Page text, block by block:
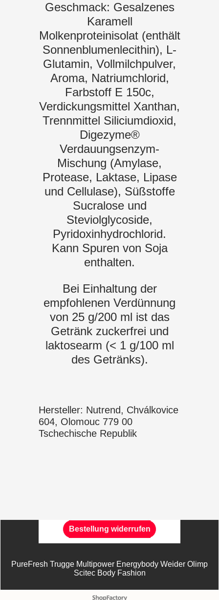
Geschmack: Gesalzenes
Karamell
Molkenproteinisolat (enthält
Sonnenblumenlecithin), L-
Glutamin, Vollmilchpulver,
Aroma, Natriumchlorid,
Farbstoff E 150c,
Verdickungsmittel Xanthan,
Trennmittel Siliciumdioxid,
Digezyme®
Verdauungsenzym-
Mischung (Amylase,
Protease, Laktase, Lipase
und Cellulase), Süßstoffe
Sucralose und
Steviolglycoside,
Pyridoxinhydrochlorid.
Kann Spuren von Soja
enthalten.
Bei Einhaltung der
empfohlenen Verdünnung
von 25 g/200 ml ist das
Getränk zuckerfrei und
laktosearm (< 1 g/100 ml
des Getränks).
Hersteller: Nutrend, Chválkovice
604, Olomouc 779 00
Tschechische Republik
Bestellung widerrufen
PureFresh Trugge Multipower Energybody Weider Olimp
Scitec Body Fashion
WebShop erstellt mit